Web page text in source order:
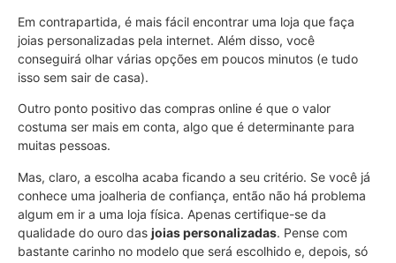
Em contrapartida, é mais fácil encontrar uma loja que faça
joias personalizadas pela internet. Além disso, você
conseguirá olhar várias opções em poucos minutos (e tudo
isso sem sair de casa).
Outro ponto positivo das compras online é que o valor
costuma ser mais em conta, algo que é determinante para
muitas pessoas.
Mas, claro, a escolha acaba ficando a seu critério. Se você já
conhece uma joalheria de confiança, então não há problema
algum em ir a uma loja física. Apenas certifique-se da
qualidade do ouro das joias personalizadas. Pense com
bastante carinho no modelo que será escolhido e, depois, só